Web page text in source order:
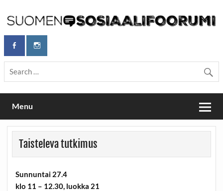
content
Maailmanparannuspäivät / Suomen
Sosiaalifoorumi
Maailmanparannuspäivät Lapinlahden Lähteellä, Helsingissä
26.–27.9.2026
Menu
Taisteleva tutkimus
Sunnuntai 27.4
klo 11 – 12.30, luokka 21